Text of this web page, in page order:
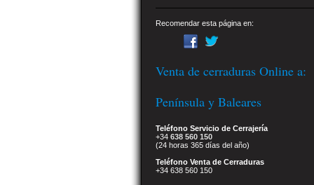
Recomendar esta página en:
Venta de cerraduras Online a:
Península y Baleares
Teléfono Servicio de Cerrajería
+34 638 560 150
(24 horas 365 días del año)
Teléfono Venta de Cerraduras
+34 638 560 150